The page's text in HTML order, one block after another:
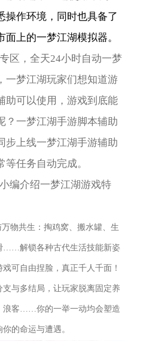
操作环境，同时也具备了
上的一梦江湖模拟器。
区，全天24小时自动一梦
一梦江湖玩家们想知道游
助可以使用，游戏到底能
？一梦江湖手游脚本辅助
步上线一梦江湖手游辅助
任务自动完成。
编介绍一梦江湖游戏特
物共生：掏鸡窝、搬水罐、生
……解锁各种古代生活技能新姿
可自由捏脸，真正千人千面！
与多结局，让玩家脱离固定养
浪客……你的一举一动均会塑造
的命运与遭遇。